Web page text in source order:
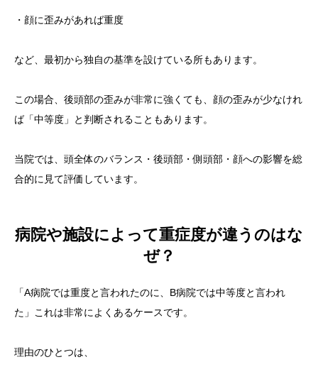
・顔に歪みがあれば重度
など、最初から独自の基準を設けている所もあります。
この場合、後頭部の歪みが非常に強くても、顔の歪みが少なけれ
ば「中等度」と判断されることもあります。
当院では、頭全体のバランス・後頭部・側頭部・顔への影響を総
合的に見て評価しています。
病院や施設によって重症度が違うのはな
ぜ？
「A病院では重度と言われたのに、B病院では中等度と言われ
た」これは非常によくあるケースです。
理由のひとつは、